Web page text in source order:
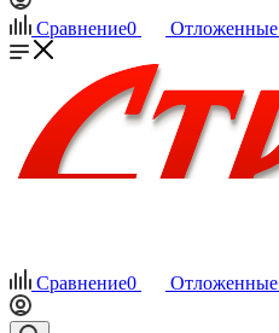
Сравнение0 Отложенные
Сравнение0 Отложенные